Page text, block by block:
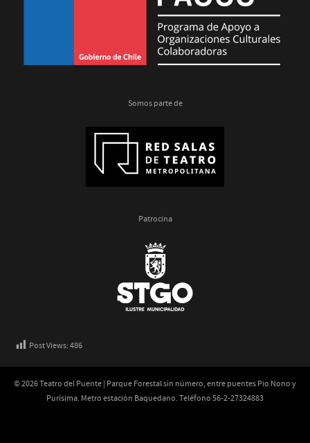
Somos parte de
Patrocina
Post Views:486
© 2026 Teatro del Puente | Parque Forestal sin número, entre puentes Pio Nono y
Purísima. Metro estación Baquedano. Teléfono 56-2-27324883